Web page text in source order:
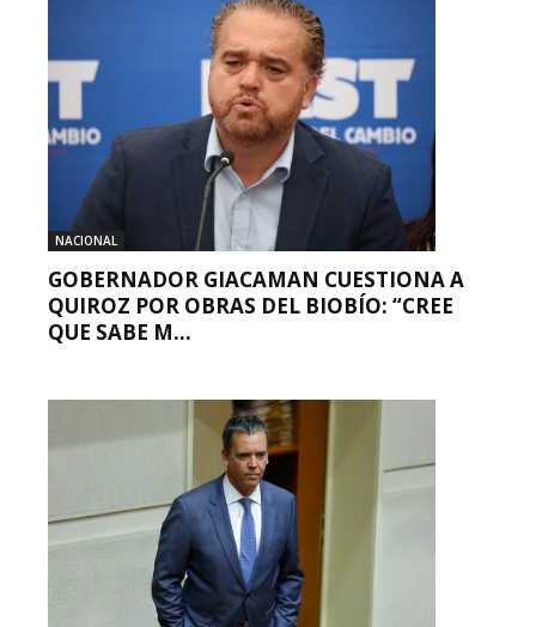
NACIONAL
GOBERNADOR GIACAMAN CUESTIONA A
QUIROZ POR OBRAS DEL BIOBÍO: “CREE
QUE SABE M...